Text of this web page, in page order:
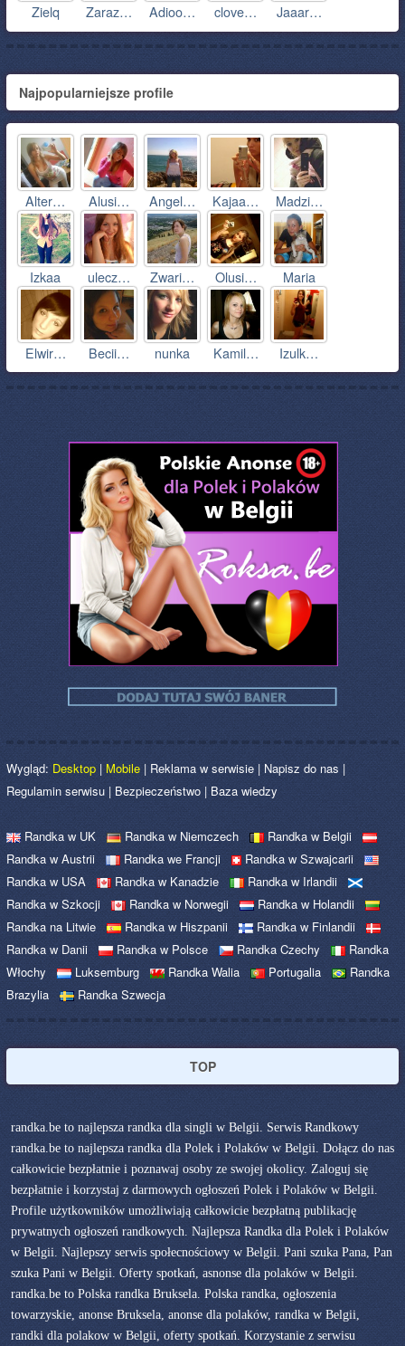
Zielq Zaraz… Adioo… clove… Jaaar…
Najpopularniejsze profile
Alter… Alusi… Angel… Kajaa… Madzi…
Izkaa ulecz… Zwari… Olusi… Maria
Elwir… Becii… nunka Kamil… Izulk…
Wygląd:Desktop| Mobile | Reklama w serwisie | Napisz do nas |
Regulamin serwisu | Bezpieczeństwo | Baza wiedzy
Randka w UK Randka w Niemczech
Randka w Belgii
Randka w Austrii
Randka we Francji
Randka w Szwajcarii
Randka w USA
Randka w Kanadzie
Randka w Irlandii
Randka w Szkocji
Randka w Norwegii
Randka w Holandii
Randka na Litwie
Randka w Hiszpanii
Randka w Finlandii
Randka w Danii
Randka w Polsce Randka Czechy
Randka
Włochy
Luksemburg Randka Walia Portugalia
Randka
Brazylia
Randka Szwecja
TOP
randka.be to najlepsza randka dla singli w Belgii. Serwis Randkowy
randka.be to najlepsza randka dla Polek i Polaków w Belgii. Dołącz do nas
całkowicie bezpłatnie i poznawaj osoby ze swojej okolicy. Zaloguj się
bezpłatnie i korzystaj z darmowych ogłoszeń Polek i Polaków w Belgii.
Profile użytkowników umożliwiają całkowicie bezpłatną publikację
prywatnych ogłoszeń randkowych. Najlepsza Randka dla Polek i Polaków
w Belgii. Najlepszy serwis społecnościowy w Belgii. Pani szuka Pana, Pan
szuka Pani w Belgii. Oferty spotkań, asnonse dla polaków w Belgii.
randka.be to Polska randka Bruksela. Polska randka, ogłoszenia
towarzyskie, anonse Bruksela, anonse dla polaków, randka w Belgii,
randki dla polakow w Belgii, oferty spotkań. Korzystanie z serwisu